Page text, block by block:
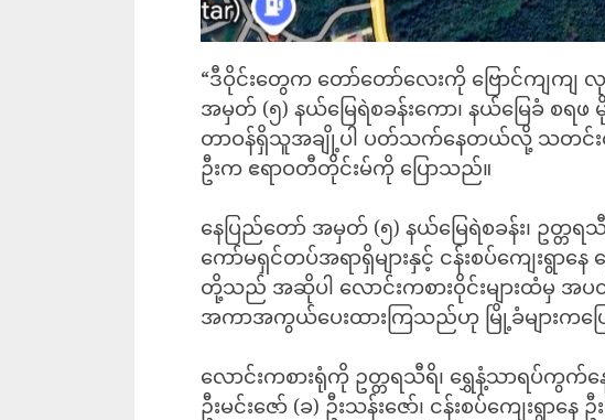
“ဒီဝိုင်းတွေက တော်တော်လေးကို ဗြောင်ကျကျ
အမှတ် (၅) နယ်မြေရဲစခန်းကော၊ နယ်မြေခံ စ
တာဝန်ရှိသူအချို့ပါ ပတ်သက်နေတယ်လို့ သတင်
ဦးက ဧရာဝတီတိုင်းမ်ကို ပြောသည်။
နေပြည်တော် အမှတ် (၅) နယ်မြေရဲစခန်း၊ ဥတ္တရ
ကော်မရှင်တပ်အရာရှိများနှင့် ငန်းစပ်ကျေးရွာန
တို့သည် အဆိုပါ လောင်းကစားဝိုင်းများထံမှ အပ
အကာအကွယ်ပေးထားကြသည်ဟု မြို့ခံများကပြ
လောင်းကစားရုံကို ဥတ္တရသီရိ၊ ရွှေနံ့သာရပ်ကွက်နေ
ဦးမင်းဇော် (ခ) ဦးသန်းဇော်၊ ငန်းစပ်ကျေးရွာန